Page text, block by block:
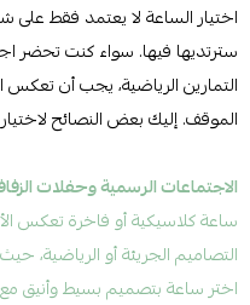
اختيار الساعة لا يعتمد فقط على
سترتديها فيها. سواء كنت تحضر
التمارين الرياضية، يجب أن تعكس
الموقف. إليك بعض النصائح
الاجتماعات الرسمية وحفلات
ساعة كلاسيكية أو فاخرة تعكس
التصاميم الجريئة أو
اختر ساعة بتصميم بسيط وأنيق